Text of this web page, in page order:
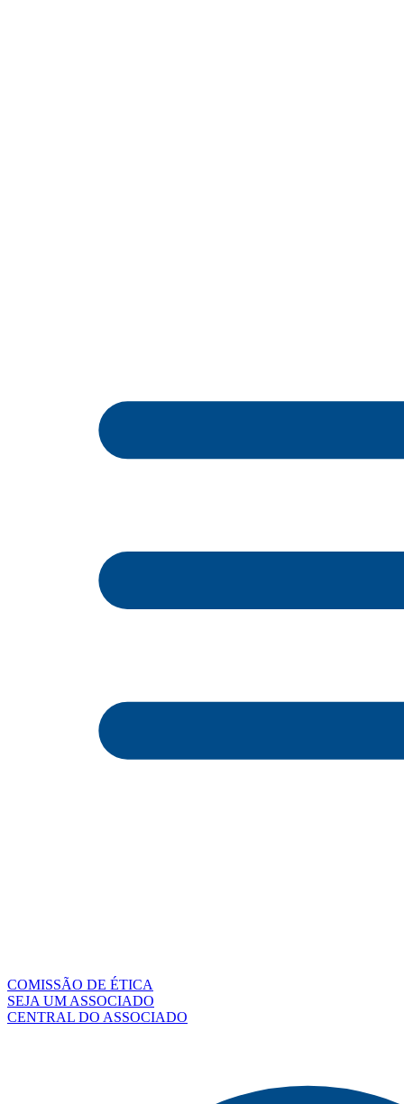
COMISSÃO DE ÉTICA
SEJA UM ASSOCIADO
CENTRAL DO ASSOCIADO